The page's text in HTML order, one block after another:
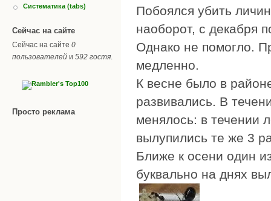
Систематика (tabs)
Сейчас на сайте
Сейчас на сайте 0
пользователей и 592 гостя
Просто реклама
Побоялся убить
наоборот, с декабря
Однако не помогло.
медленно.
К весне было в
развивались. В
менялось: в течении
вылупились те же 3
Ближе к осени один
буквально на днях